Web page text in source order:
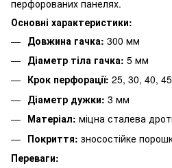
перфорованих панелях.
Основні характеристики:
Довжина гачка: 300 мм
Діаметр тіла гачка: 5 мм
Крок перфорації: 25, 30, 40,
Діаметр дужки: 3 мм
Матеріал: міцна сталева
Покриття: зносостійке
Переваги: